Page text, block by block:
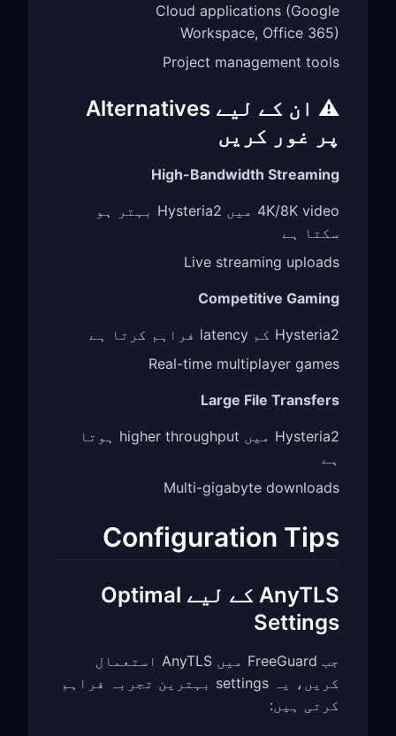
Cloud applications (Google
Workspace, Office 365)
Project management tools
⚠️ ان کے لیے Alternatives
پر غور کریں
High-Bandwidth Streaming
4K/8K video میں Hysteria2 بہتر ہو
سکتا ہے
Live streaming uploads
Competitive Gaming
Hysteria2 کم latency فراہم کرتا ہے
Real-time multiplayer games
Large File Transfers
Hysteria2 میں higher throughput ہوتا
ہے
Multi-gigabyte downloads
Configuration Tips
AnyTLS کے لیے Optimal
Settings
جب FreeGuard میں AnyTLS استعمال
کریں، یہ settings بہترین تجربہ فراہم
کرتی ہیں: